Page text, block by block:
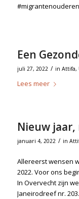
#migrantenouderen
Een
juli 27, 2022 / in Attifa,
Lees meer
Nieuw
januari 4, 2022 / in
Allereerst wensen
2022. Voor ons
In Overvecht zijn
Janeirodreef nr.